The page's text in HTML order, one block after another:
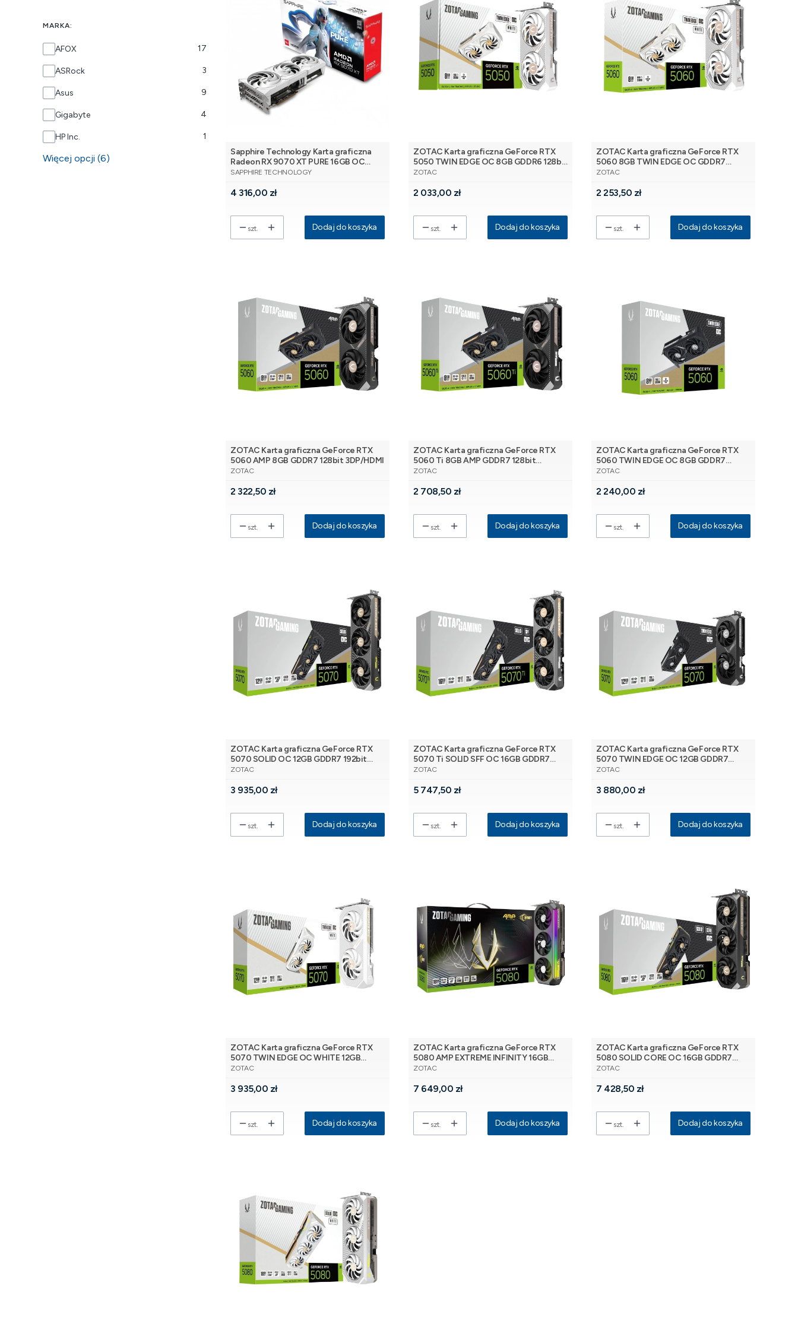
MARKA:
MarkaAFOX 17
ASRock 3
Asus 9
Gigabyte 4
HP Inc. 1
Więcej opcji (6)
Sapphire Technology Karta graficzna
Radeon RX 9070 XT PURE 16GB OC
GDDR6 256bit 2DP/2HDMI
PRODUCENT
SAPPHIRE TECHNOLOGY
Cena
4 316,00 zł
szt. Dodaj do koszyka
ZOTAC Karta graficzna GeForce RTX
5050 TWIN EDGE OC 8GB GDDR6 128bit
3DP/HDMI biała
PRODUCENT
ZOTAC
Cena
2 033,00 zł
szt. Dodaj do koszyka
ZOTAC Karta graficzna GeForce RTX
5060 8GB TWIN EDGE OC GDDR7
128bit 3DP/HDMI
PRODUCENT
ZOTAC
Cena
2 253,50 zł
szt. Dodaj do koszyka
ZOTAC Karta graficzna GeForce RTX
5060 AMP 8GB GDDR7 128bit 3DP/HDMI
PRODUCENT
ZOTAC
Cena
2 322,50 zł
szt. Dodaj do koszyka
ZOTAC Karta graficzna GeForce RTX
5060 Ti 8GB AMP GDDR7 128bit
3DP/HDMI
PRODUCENT
ZOTAC
Cena
2 708,50 zł
szt. Dodaj do koszyka
ZOTAC Karta graficzna GeForce RTX
5060 TWIN EDGE OC 8GB GDDR7
128bit 3DP/HDMI
PRODUCENT
ZOTAC
Cena
2 240,00 zł
szt. Dodaj do koszyka
ZOTAC Karta graficzna GeForce RTX
5070 SOLID OC 12GB GDDR7 192bit
3DP/HDMI
PRODUCENT
ZOTAC
Cena
3 935,00 zł
szt. Dodaj do koszyka
ZOTAC Karta graficzna GeForce RTX
5070 Ti SOLID SFF OC 16GB GDDR7
256bit 3DP/HDMI
PRODUCENT
ZOTAC
Cena
5 747,50 zł
szt. Dodaj do koszyka
ZOTAC Karta graficzna GeForce RTX
5070 TWIN EDGE OC 12GB GDDR7
192bit 3DP/HDMI
PRODUCENT
ZOTAC
Cena
3 880,00 zł
szt. Dodaj do koszyka
ZOTAC Karta graficzna GeForce RTX
5070 TWIN EDGE OC WHITE 12GB
GDDR7 192bit
PRODUCENT
ZOTAC
Cena
3 935,00 zł
szt. Dodaj do koszyka
ZOTAC Karta graficzna GeForce RTX
5080 AMP EXTREME INFINITY 16GB
GDDR7 256bit 3DP/HDMI
PRODUCENT
ZOTAC
Cena
7 649,00 zł
szt. Dodaj do koszyka
ZOTAC Karta graficzna GeForce RTX
5080 SOLID CORE OC 16GB GDDR7
256bit 3DP/HDMI
PRODUCENT
ZOTAC
Cena
7 428,50 zł
szt. Dodaj do koszyka